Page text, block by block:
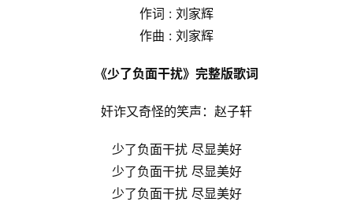
作词 : 刘家辉
作曲 : 刘家辉
《少了负面干扰》完整版歌词
奸诈又奇怪的笑声：赵子轩
少了负面干扰 尽显美好
少了负面干扰 尽显美好
少了负面干扰 尽显美好